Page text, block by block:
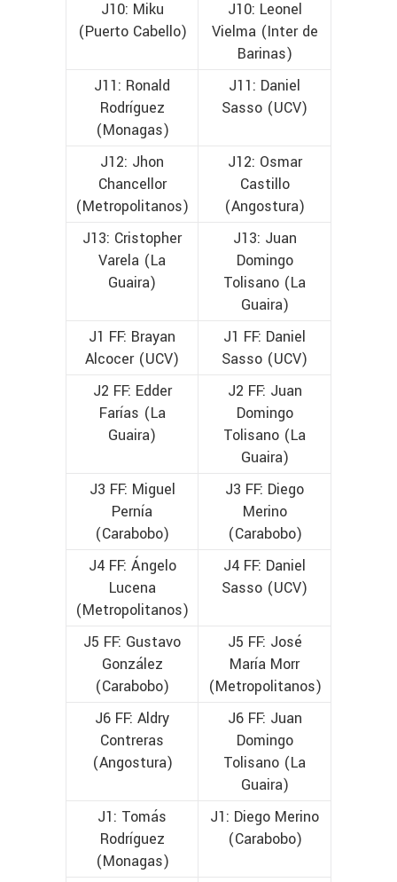
J10: Miku
(Puerto Cabello)
J10: Leonel
Vielma (Inter de
Barinas)
J11: Ronald
Rodríguez
(Monagas)
J11: Daniel
Sasso (UCV)
J12: Jhon
Chancellor
(Metropolitanos)
J12: Osmar
Castillo
(Angostura)
J13: Cristopher
Varela (La
Guaira)
J13: Juan
Domingo
Tolisano (La
Guaira)
J1 FF: Brayan
Alcocer (UCV)
J1 FF: Daniel
Sasso (UCV)
J2 FF: Edder
Farías (La
Guaira)
J2 FF: Juan
Domingo
Tolisano (La
Guaira)
J3 FF: Miguel
Pernía
(Carabobo)
J3 FF: Diego
Merino
(Carabobo)
J4 FF: Ángelo
Lucena
(Metropolitanos)
J4 FF: Daniel
Sasso (UCV)
J5 FF: Gustavo
González
(Carabobo)
J5 FF: José
María Morr
(Metropolitanos)
J6 FF: Aldry
Contreras
(Angostura)
J6 FF: Juan
Domingo
Tolisano (La
Guaira)
J1: Tomás
Rodríguez
(Monagas)
J1: Diego Merino
(Carabobo)